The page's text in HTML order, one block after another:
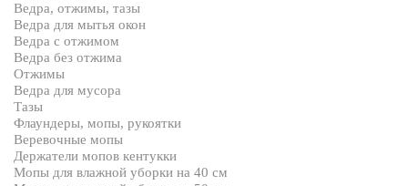
Ведра, отжимы, тазы
Ведра для мытья окон
Ведра с отжимом
Ведра без отжима
Отжимы
Ведра для мусора
Тазы
Флаундеры, мопы, рукоятки
Веревочные мопы
Держатели мопов кентукки
Мопы для влажной уборки на 40 см